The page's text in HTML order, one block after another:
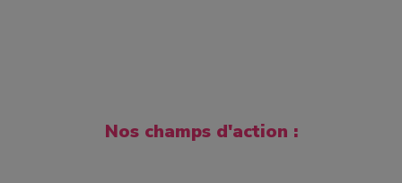
Nos champs d'action :